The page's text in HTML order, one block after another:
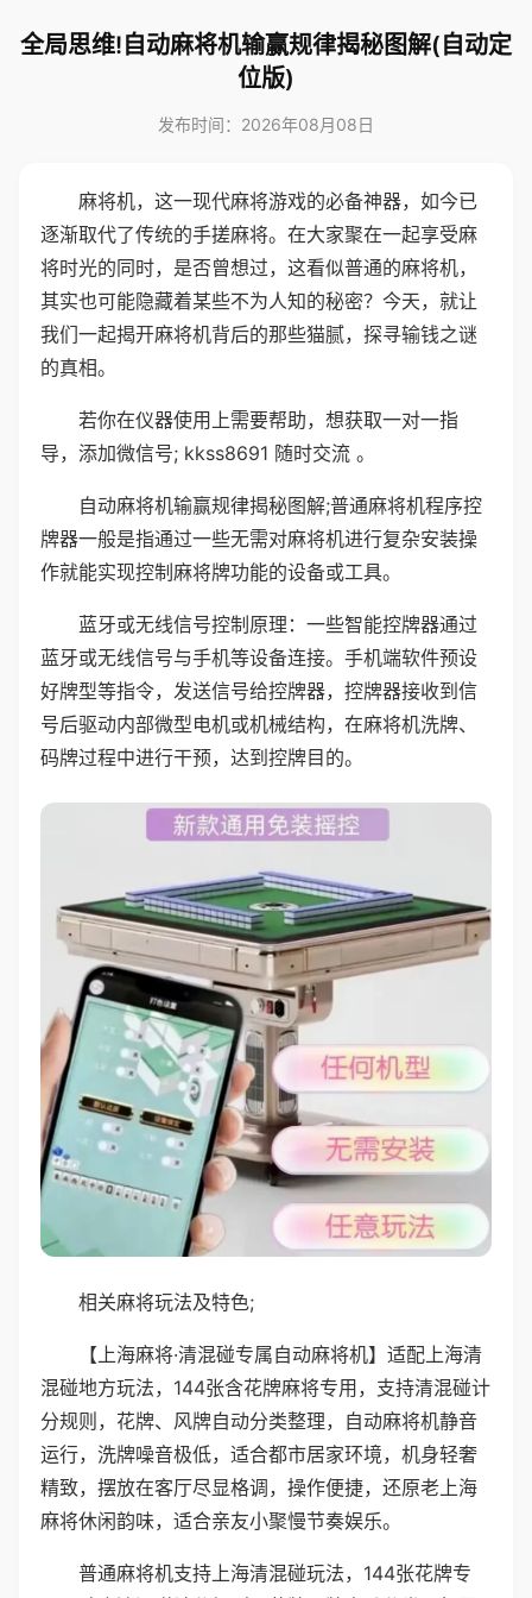
全局思维!自动麻将机输赢规律揭秘图解(自动定
位版)
发布时间：2026年08月08日
麻将机，这一现代麻将游戏的必备神器，如今已
逐渐取代了传统的手搓麻将。在大家聚在一起享受麻
将时光的同时，是否曾想过，这看似普通的麻将机，
其实也可能隐藏着某些不为人知的秘密？今天，就让
我们一起揭开麻将机背后的那些猫腻，探寻输钱之谜
的真相。
若你在仪器使用上需要帮助，想获取一对一指
导，添加微信号; kkss8691 随时交流 。
自动麻将机输赢规律揭秘图解;普通麻将机程序控
牌器一般是指通过一些无需对麻将机进行复杂安装操
作就能实现控制麻将牌功能的设备或工具。
蓝牙或无线信号控制原理：一些智能控牌器通过
蓝牙或无线信号与手机等设备连接。手机端软件预设
好牌型等指令，发送信号给控牌器，控牌器接收到信
号后驱动内部微型电机或机械结构，在麻将机洗牌、
码牌过程中进行干预，达到控牌目的。
相关麻将玩法及特色;
【上海麻将·清混碰专属自动麻将机】适配上海清
混碰地方玩法，144张含花牌麻将专用，支持清混碰计
分规则，花牌、风牌自动分类整理，自动麻将机静音
运行，洗牌噪音极低，适合都市居家环境，机身轻奢
精致，摆放在客厅尽显格调，操作便捷，还原老上海
麻将休闲韵味，适合亲友小聚慢节奏娱乐。
普通麻将机支持上海清混碰玩法，144张花牌专